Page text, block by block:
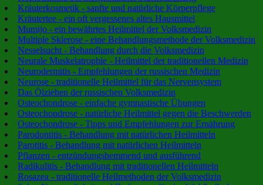
Kräuterkosmetik - sanfte und natürliche Körperpflege
Kräutertee - ein oft vergessenes altes Hausmittel
Mumijo - ein bewährtes Heilmittel der Volksmedizin
Multiple Sklerose - eine Behandlungsmethode der Volksmedizin
Nesselsucht - Behandlung durch die Volksmedizin
Neurale Muskelatrophie - Heilmittel der traditionellen Medizin
Neurodermitis - Empfehlungen der russischen Medizin
Neurose - traditionelle Heilmittel für das Nervensystem
Das Ölziehen der russischen Volksmedizin
Osteochondrose - einfache gymnastische Übungen
Osteochondrose - natürliche Heilmittel gegen die Beschwerden
Osteochondrose - Tipps und Empfehlungen zur Ernährung
Parodontitis - Behandlung mit natürlichen Heilmitteln
Parotitis - Behandlung mit natürlichen Heilmitteln
Pflanzen - entzündungshemmend und ausführend
Radikulitis - Behandlung mit traditionellen Heilmitteln
Rosazea - traditionelle Heilmethoden der Volksmedizin